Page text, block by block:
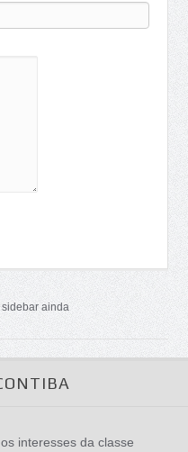
sidebar ainda
interesses da classe